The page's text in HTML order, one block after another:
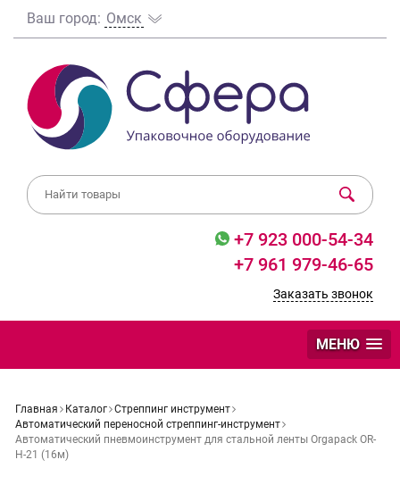
Ваш город: Омск
+7 923 000-54-34
+7 961 979-46-65
Заказать звонок
МЕНЮ
Главная Каталог Стреппинг инструмент
Автоматический переносной стреппинг-инструмент
Автоматический пневмоинструмент для стальной ленты Orgapack OR-
H-21 (16м)